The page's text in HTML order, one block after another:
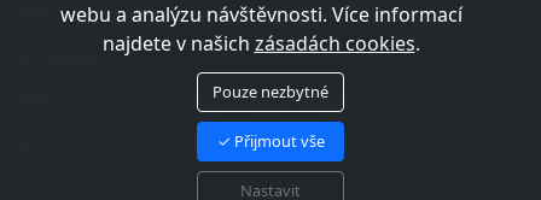
webu a analýzu návštěvnosti. Více informací
najdete v našich zásadách cookies.
Pouze nezbytné
✓ Přijmout vše
Nastavit
Nejlepší databáze bazénů a koupališť v České republice.
Máte tip na bazén nebo chybu v datech? Napište nám!